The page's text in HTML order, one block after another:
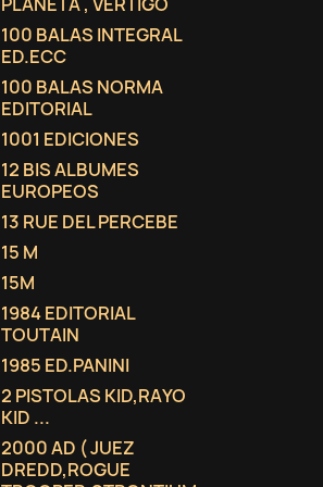
100 BALAS INTEGRAL
ED.ECC
100 BALAS NORMA
EDITORIAL
1001 EDICIONES
12 BIS ALBUMES
EUROPEOS
13 RUE DEL PERCEBE
15 M
15M
1984 EDITORIAL
TOUTAIN
1985 ED.PANINI
2 PISTOLAS KID,RAYO
KID ...
2000 AD ( JUEZ
DREDD,ROGUE